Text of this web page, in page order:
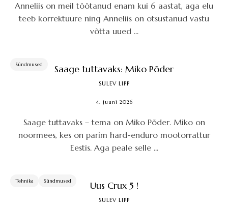
Anneliis on meil töötanud enam kui 6 aastat, aga elu
teeb korrektuure ning Anneliis on otsustanud vastu
võtta uued ...
Sündmused Saage tuttavaks: Miko Põder
SULEV LIPP
4. juuni 2026
Saage tuttavaks – tema on Miko Põder. Miko on
noormees, kes on parim hard-enduro mootorrattur
Eestis. Aga peale selle ...
Tehnika Sündmused Uus Crux 5 !
SULEV LIPP